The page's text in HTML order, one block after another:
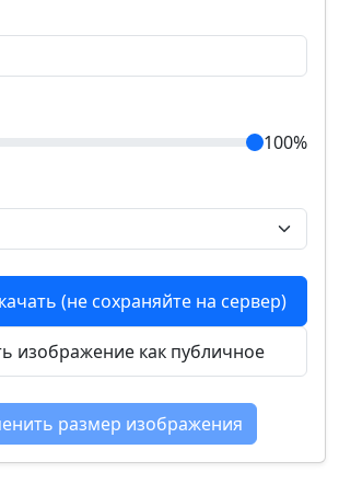
100%
(не сохраняйте на сервер)
изображение как публичное
размер изображения